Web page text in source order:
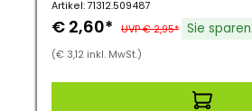
Artikel: 71312.509487
€ 2,60* UVP € 2,95* Sie
(€ 3,12 inkl. MwSt.)